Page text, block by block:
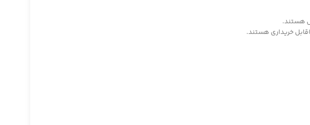
هستند.
خریداری هستند.